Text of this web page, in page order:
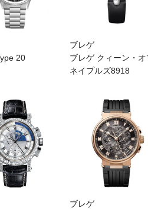
20
ブレゲ
ブレゲ クィーン・オ
ネイプルズ8918
ブレゲ